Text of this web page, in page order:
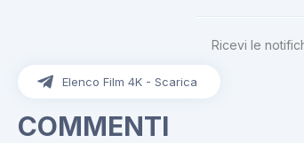
Ricevi le
Elenco Film 4K - Scarica
COMMENTI